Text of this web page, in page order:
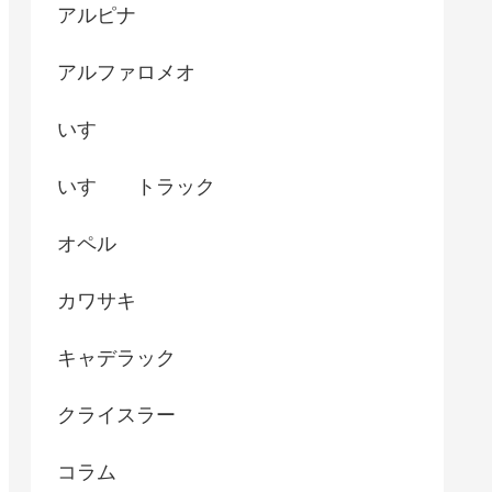
アルピナ
アルファロメオ
いすゞ
いすゞ トラック
オペル
カワサキ
キャデラック
クライスラー
コラム